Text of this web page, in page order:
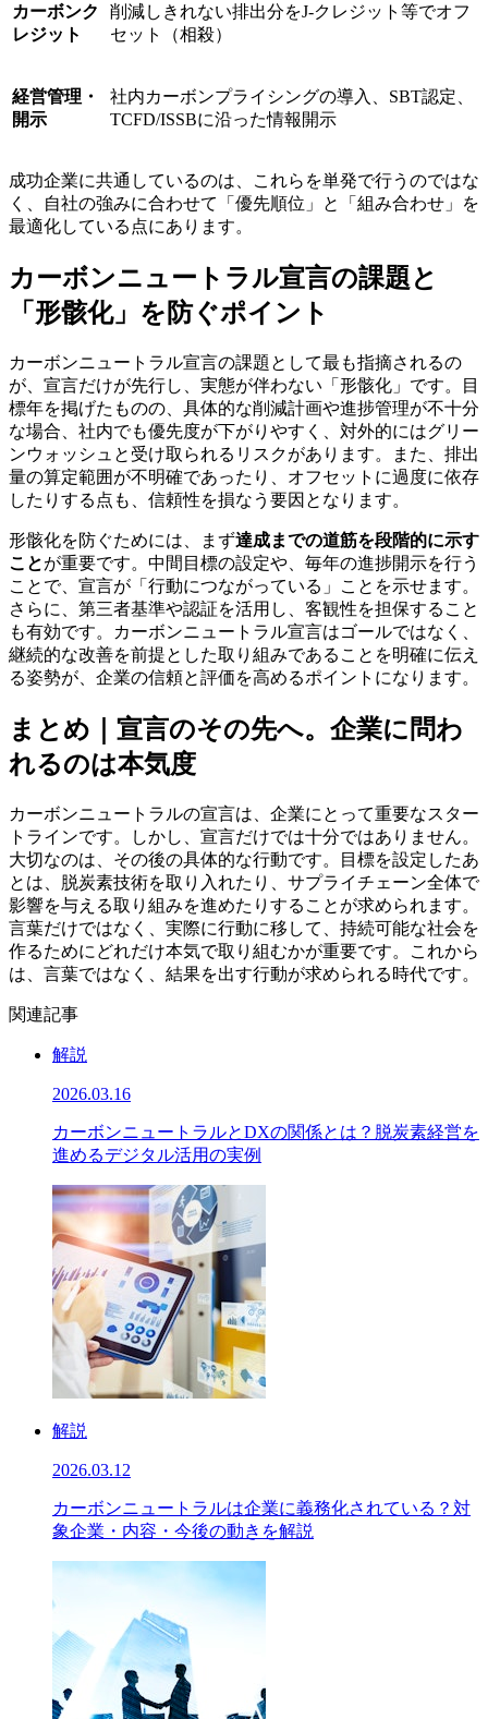
カーボンク
レジット
削減しきれない排出分をJ-クレジット等でオフ
セット（相殺）
経営管理・
開示
社内カーボンプライシングの導入、SBT認定、
TCFD/ISSBに沿った情報開示
成功企業に共通しているのは、これらを単発で行うのではな
く、自社の強みに合わせて「優先順位」と「組み合わせ」を
最適化している点にあります。
カーボンニュートラル宣言の課題と
「形骸化」を防ぐポイント
カーボンニュートラル宣言の課題として最も指摘されるの
が、宣言だけが先行し、実態が伴わない「形骸化」です。目
標年を掲げたものの、具体的な削減計画や進捗管理が不十分
な場合、社内でも優先度が下がりやすく、対外的にはグリー
ンウォッシュと受け取られるリスクがあります。また、排出
量の算定範囲が不明確であったり、オフセットに過度に依存
したりする点も、信頼性を損なう要因となります。
形骸化を防ぐためには、まず達成までの道筋を段階的に示す
ことが重要です。中間目標の設定や、毎年の進捗開示を行う
ことで、宣言が「行動につながっている」ことを示せます。
さらに、第三者基準や認証を活用し、客観性を担保すること
も有効です。カーボンニュートラル宣言はゴールではなく、
継続的な改善を前提とした取り組みであることを明確に伝え
る姿勢が、企業の信頼と評価を高めるポイントになります。
まとめ｜宣言のその先へ。企業に問わ
れるのは本気度
カーボンニュートラルの宣言は、企業にとって重要なスター
トラインです。しかし、宣言だけでは十分ではありません。
大切なのは、その後の具体的な行動です。目標を設定したあ
とは、脱炭素技術を取り入れたり、サプライチェーン全体で
影響を与える取り組みを進めたりすることが求められます。
言葉だけではなく、実際に行動に移して、持続可能な社会を
作るためにどれだけ本気で取り組むかが重要です。これから
は、言葉ではなく、結果を出す行動が求められる時代です。
関連記事
解説
2026.03.16
カーボンニュートラルとDXの関係とは？脱炭素経営を
進めるデジタル活用の実例
解説
2026.03.12
カーボンニュートラルは企業に義務化されている？対
象企業・内容・今後の動きを解説